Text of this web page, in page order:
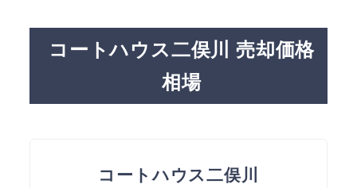
コートハウス二俣川 売却価格
相場
コートハウス二俣川